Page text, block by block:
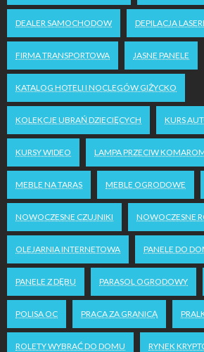
DEALER SAMOCHODOW DEPILACJA
FIRMA TRANSPORTOWA JASNE PANELE
KATALOG HOTELI I NOCLEGÓW GIŻYCKO
KOLEKCJE UBRAŃ DZIECIĘCYCH KURS
KURSY WIDEO LAMPA PRZECIW
MEBLE NA TARAS MEBLE OGRODOWE
NOWOCZESNE CZUJNIKI NOWOCZESNE
OLEJARNIA INTERNETOWA PANELE DO
PANELE Z DĘBU PARASOL OGRODOWY
POLISA OC PRACA ZA GRANICĄ
ROLETY WYBRAĆ DO DOMU RYNEK